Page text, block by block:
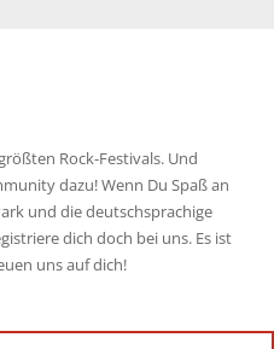
Rock-Festivals. Und
dazu! Wenn Du Spaß an
und die deutschsprachige
dich doch bei uns. Es ist
uns auf dich!